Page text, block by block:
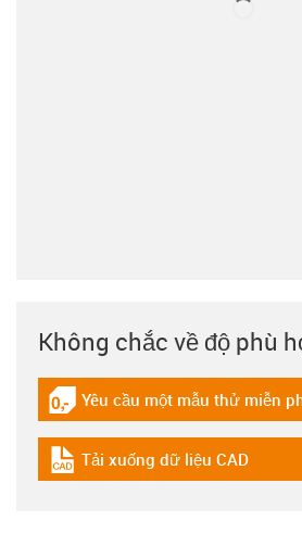
Không chắc về độ phù
igus-icon-gratismuster
Yêu cầu một mẫu thử miễn
igus-icon-cad-dateien
Tải xuống dữ liệu CAD